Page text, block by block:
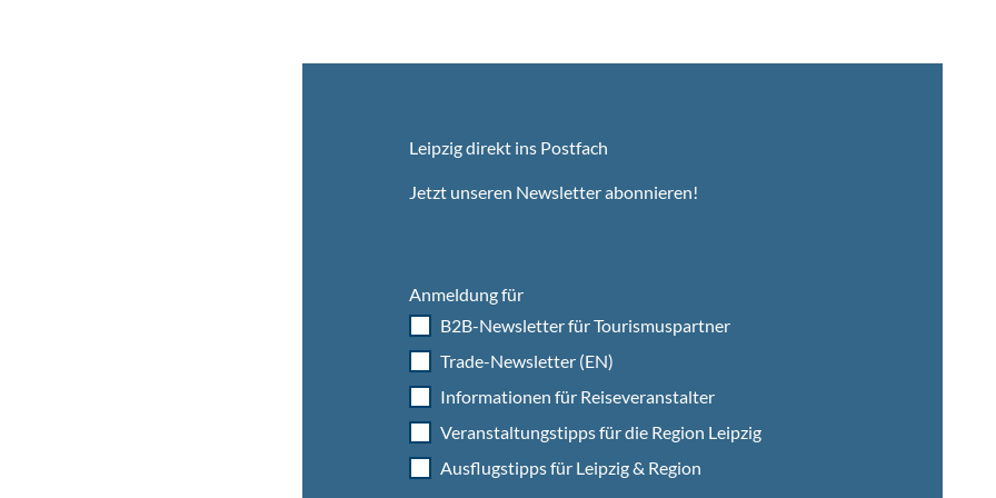
Leipzig direkt ins Postfach
Jetzt unseren Newsletter abonnieren!
Anmeldung für
B2B-Newsletter für Tourismuspartner
Trade-Newsletter (EN)
Informationen für Reiseveranstalter
Veranstaltungstipps für die Region Leipzig
Ausflugstipps für Leipzig & Region